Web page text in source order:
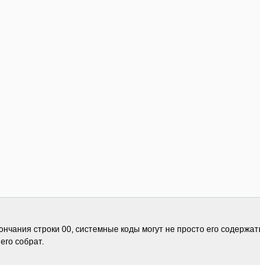
строки 00, системные коды могут не просто его
собрат.